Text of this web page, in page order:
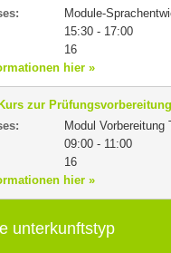
Module-
15:30 - 17:00
16
hier »
zur
Modul Vorbereitung
09:00 - 11:00
16
hier »
unterkunftstyp